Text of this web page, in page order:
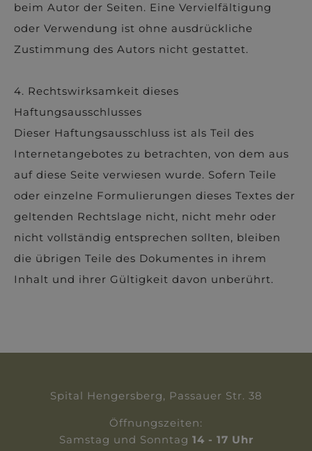
beim Autor der Seiten. Eine Vervielfältigung
oder Verwendung ist ohne ausdrückliche
Zustimmung des Autors nicht gestattet.
4. Rechtswirksamkeit dieses
Haftungsausschlusses
Dieser Haftungsausschluss ist als Teil des
Internetangebotes zu betrachten, von dem aus
auf diese Seite verwiesen wurde. Sofern Teile
oder einzelne Formulierungen dieses Textes der
geltenden Rechtslage nicht, nicht mehr oder
nicht vollständig entsprechen sollten, bleiben
die übrigen Teile des Dokumentes in ihrem
Inhalt und ihrer Gültigkeit davon unberührt.
Spital Hengersberg, Passauer Str. 38
Öffnungszeiten:
Samstag und Sonntag 14 - 17 Uhr